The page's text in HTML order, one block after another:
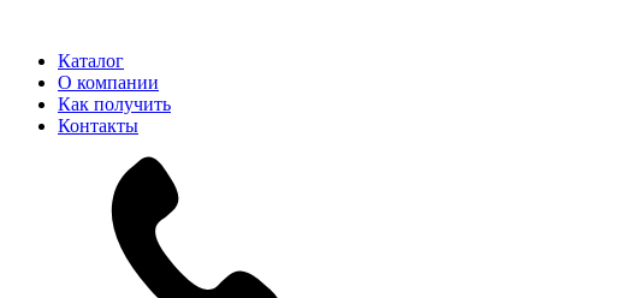
Каталог
О компании
Как получить
Контакты